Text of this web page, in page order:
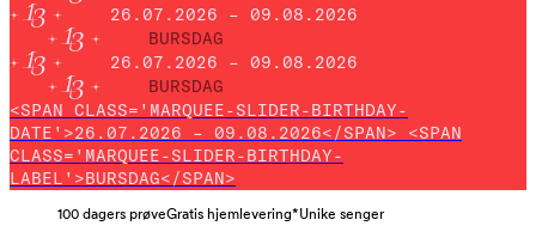
26.07.2026 – 09.08.2026
BURSDAG
26.07.2026 – 09.08.2026
BURSDAG
<SPAN CLASS='MARQUEE-SLIDER-BIRTHDAY-
DATE'>26.07.2026 – 09.08.2026</SPAN> <SPAN
CLASS='MARQUEE-SLIDER-BIRTHDAY-
LABEL'>BURSDAG</SPAN>
100 dagers prøveGratis hjemlevering*Unike senger